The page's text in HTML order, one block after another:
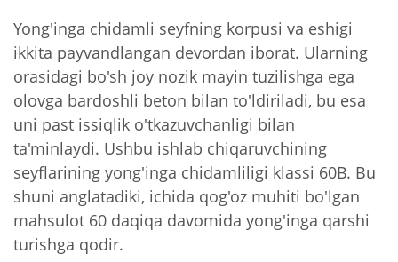
Yong'inga chidamli seyfning korpusi va eshigi
ikkita payvandlangan devordan iborat. Ularning
orasidagi bo'sh joy nozik mayin tuzilishga ega
olovga bardoshli beton bilan to'ldiriladi, bu esa
uni past issiqlik o'tkazuvchanligi bilan
ta'minlaydi. Ushbu ishlab chiqaruvchining
seyflarining yong'inga chidamliligi klassi 60B. Bu
shuni anglatadiki, ichida qog'oz muhiti bo'lgan
mahsulot 60 daqiqa davomida yong'inga qarshi
turishga qodir.